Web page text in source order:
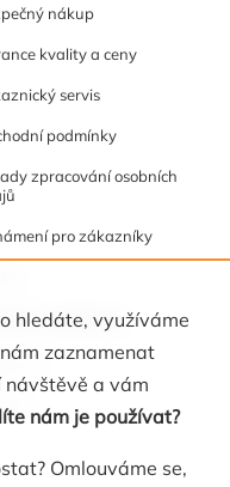
hledáte, využíváme
zaznamenat
a vám
nám je používat?
Omlouváme se,
nákup
kvality a ceny
servis
podmínky
zpracování osobních
pro zákazníky
kabinet